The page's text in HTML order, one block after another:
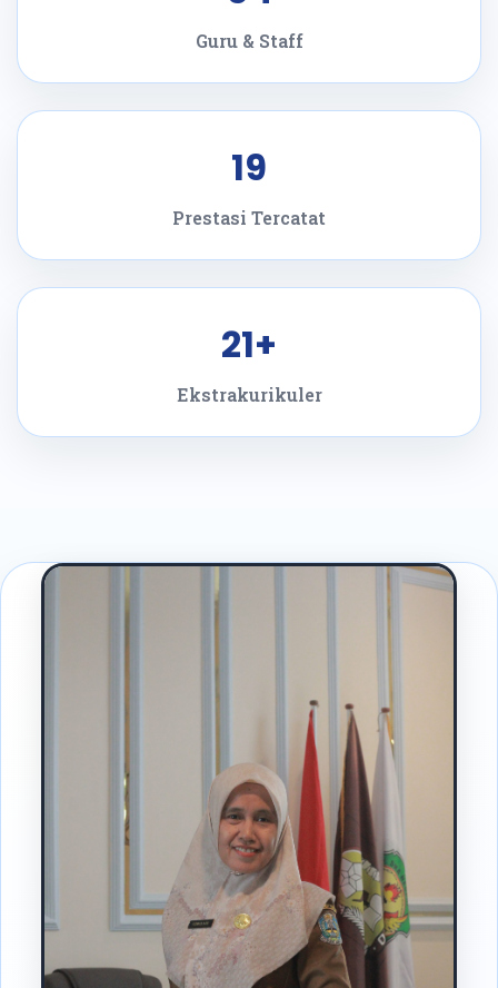
Guru & Staff
19
Prestasi Tercatat
21+
Ekstrakurikuler